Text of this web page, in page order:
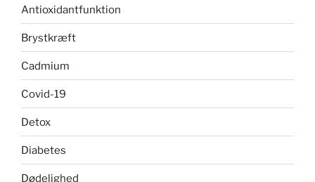
Antioxidantfunktion
Brystkræft
Cadmium
Covid-19
Detox
Diabetes
Dødelighed